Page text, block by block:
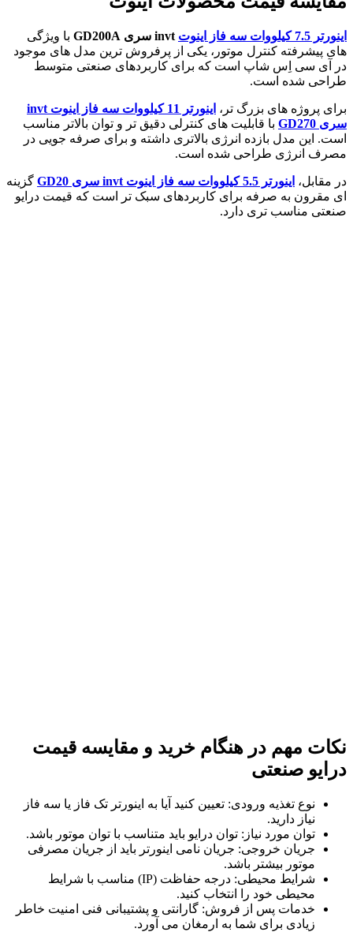
اينورتر 7.5 کیلووات سه فاز اینوت
با ویژگی
های پیشرفته کنترل موتور، یکی از پرفروش ترین مدل های موجود
در آی سی اِس شاپ است که برای کاربردهای صنعتی متوسط
طراحی شده است.
برای پروژه های بزرگ تر،
اينورتر 11 کیلووات سه فاز اینوت invt
سری GD270
با قابلیت های کنترلی دقیق تر و توان بالاتر مناسب
است. این مدل بازده انرژی بالاتری داشته و برای صرفه جویی در
مصرف انرژی طراحی شده است.
در مقابل، اينورتر 5.5 کیلووات سه فاز اینوت invt سری GD20
گزینه
ای مقرون به صرفه برای کاربردهای سبک تر است که قیمت درایو
صنعتی مناسب تری دارد.
نکات مهم در هنگام خرید و مقایسه قیمت
درایو صنعتی
نوع تغذیه ورودی: تعیین کنید آیا به اینورتر تک فاز یا سه فاز
نیاز دارید.
توان مورد نیاز: توان درایو باید متناسب با توان موتور باشد.
جریان خروجی: جریان نامی اینورتر باید از جریان مصرفی
موتور بیشتر باشد.
شرایط محیطی: درجه حفاظت (IP) مناسب با شرایط
محیطی خود را انتخاب کنید.
خدمات پس از فروش: گارانتی و پشتیبانی فنی امنیت خاطر
زیادی برای شما به ارمغان می آورد.